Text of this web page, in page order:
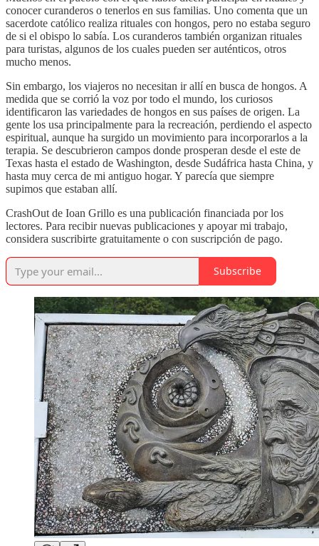
conocer curanderos o tenerlos en sus familias. Uno comenta que un
sacerdote católico realiza rituales con hongos, pero no estaba seguro
de si el obispo lo sabía. Los curanderos también organizan rituales
para turistas, algunos de los cuales pueden ser auténticos, otros
mucho menos.
Sin embargo, los viajeros no necesitan ir allí en busca de hongos. A
medida que se corrió la voz por todo el mundo, los curiosos
identificaron las variedades de hongos en sus países de origen. La
gente los usa principalmente para la recreación, perdiendo el aspecto
espiritual, aunque ha surgido un movimiento para incorporarlos a la
terapia. Se descubrieron campos donde prosperan desde el este de
Texas hasta el estado de Washington, desde Sudáfrica hasta China, y
hasta muy cerca de mi antiguo hogar. Y parecía que siempre
supimos que estaban allí.
CrashOut de Ioan Grillo es una publicación financiada por los
lectores. Para recibir nuevas publicaciones y apoyar mi trabajo,
considera suscribirte gratuitamente o con suscripción de pago.
Subscribe